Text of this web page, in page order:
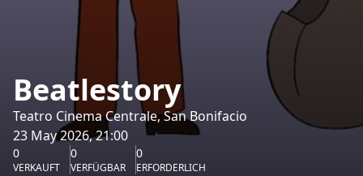
Beatlestory
Teatro Cinema Centrale, San Bonifacio
23 May 2026, 21:00
0
VERKAUFT
0
VERFÜGBAR
0
ERFORDERLICH